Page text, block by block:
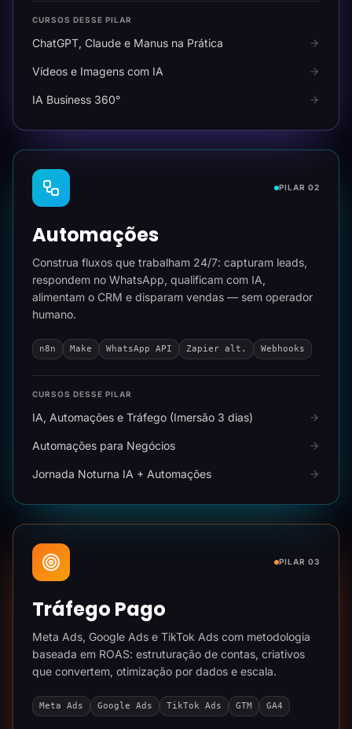
CURSOS DESSE PILAR
ChatGPT, Claude e Manus na Prática
Vídeos e Imagens com IA
IA Business 360°
PILAR 02
Automações
Construa fluxos que trabalham 24/7: capturam leads,
respondem no WhatsApp, qualificam com IA,
alimentam o CRM e disparam vendas — sem operador
humano.
n8n Make WhatsApp API Zapier alt. Webhooks
CURSOS DESSE PILAR
IA, Automações e Tráfego (Imersão 3 dias)
Automações para Negócios
Jornada Noturna IA + Automações
PILAR 03
Tráfego Pago
Meta Ads, Google Ads e TikTok Ads com metodologia
baseada em ROAS: estruturação de contas, criativos
que convertem, otimização por dados e escala.
Meta Ads Google Ads TikTok Ads GTM GA4